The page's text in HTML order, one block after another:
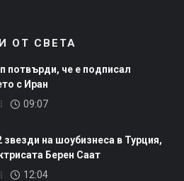
ОТ СВЕТА
потвърди, че е подписал
с Иран
09:07
на шоубизнеса в Турция,
Берен Саат
12:04